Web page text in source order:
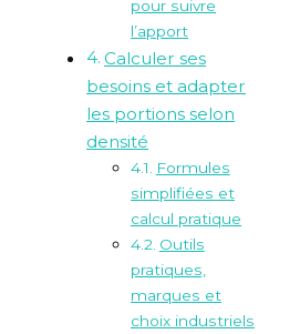
pour suivre
l’apport
Calculer ses
besoins et adapter
les portions selon
densité
Formules
simplifiées et
calcul pratique
Outils
pratiques,
marques et
choix industriels